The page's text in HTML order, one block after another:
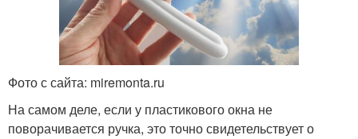
Фото с сайта: miremonta.ru
На самом деле, если у пластикового окна не
поворачивается ручка, это точно свидетельствует о